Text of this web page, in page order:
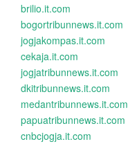
brilio.it.com
bogortribunnews.it.com
jogjakompas.it.com
cekaja.it.com
jogjatribunnews.it.com
dkitribunnews.it.com
medantribunnews.it.com
papuatribunnews.it.com
cnbcjogja.it.com